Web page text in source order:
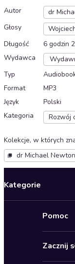
Autor
dr
Głosy
Długość
6 godzin
Wydawca
Typ
Format
MP3
Język
Polski
Kategoria
Rozwój
Kolekcje, w których
dr Michael Newton
Kategorie
Pomoc
Pomoc
Zacznij